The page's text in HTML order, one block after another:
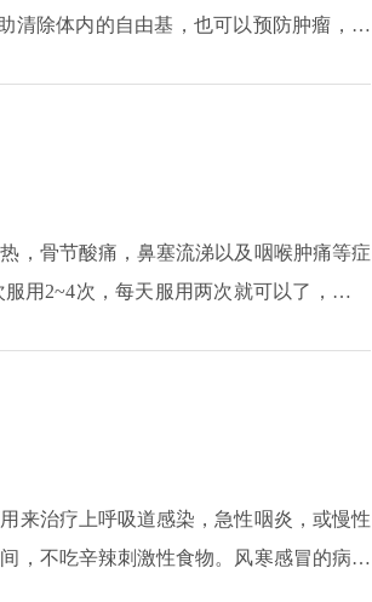
清除体内的自由基，也可以预防肿瘤，比
，骨节酸痛，鼻塞流涕以及咽喉肿痛等症
用2~4次，每天服用两次就可以了，如果
来治疗上呼吸道感染，急性咽炎，或慢性
，不吃辛辣刺激性食物。风寒感冒的病人